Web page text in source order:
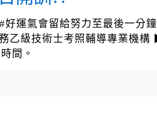
運氣會留給努力至最後一分
級技術士考照輔導專業機
間。